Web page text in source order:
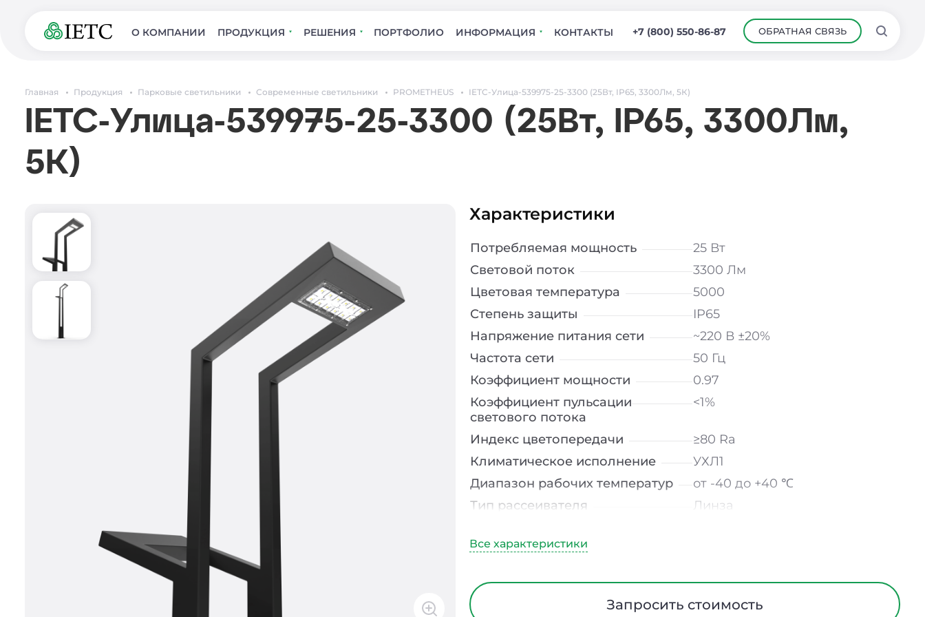
О КОМПАНИИ ПРОДУКЦИЯ РЕШЕНИЯ ПОРТФОЛИО ИНФОРМАЦИЯ КОНТАКТЫ +7 (800) 550-86-87 ОБРАТНАЯ СВЯЗЬ
Главная Продукция Парковые светильники Современные светильники PROMETHEUS IETC-Улица-539975-25-3300 (25Вт, IP65, 3300Лм, 5К)
IETC-Улица-539975-25-3300 (25Вт, IP65, 3300Лм,
5К)
Характеристики
Потребляемая мощность
25 Вт
Световой поток
3300 Лм
Цветовая температура
5000
Степень защиты
IP65
Напряжение питания сети
~220 В ±20%
Частота сети
50 Гц
Коэффициент мощности
0.97
Коэффициент пульсации
светового потока
<1%
Индекс цветопередачи
≥80 Ra
Климатическое исполнение
УХЛ1
Диапазон рабочих температур
от -40 до +40 ℃
Тип рассеивателя
Линза
Длина
Срок службы
Запросить стоимость